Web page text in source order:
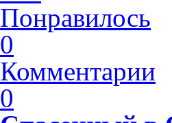
Понравилось
0
Комментарии
0